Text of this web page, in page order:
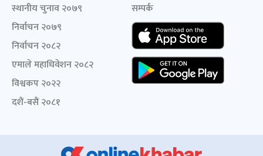
स्थानीय चुनाव २०७९
निर्वाचन २०७९
निर्वाचन २०८२
एमाले महाधिवेशन २०८२
विश्वकप २०२२
दशैं-बसैं २०८१
सम्पर्क